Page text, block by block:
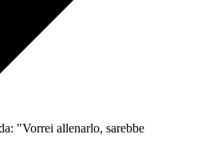
"Vorrei allenarlo, sarebbe